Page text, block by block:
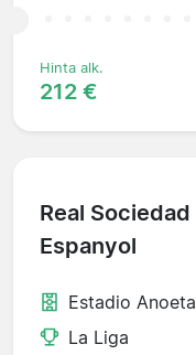
Hinta alk.
212 €
Real Sociedad
Espanyol
Estadio Anoeta
La Liga